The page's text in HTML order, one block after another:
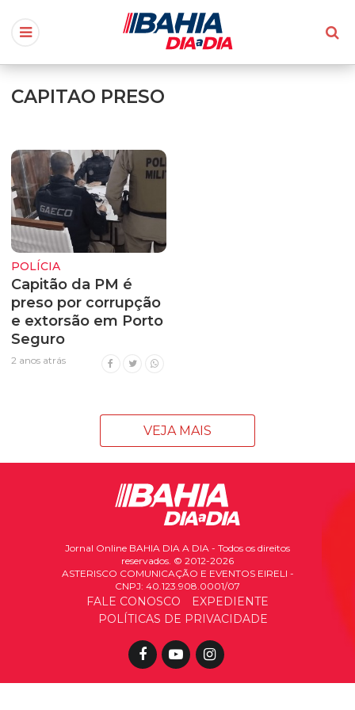
CAPITAO PRESO
POLÍCIA
Capitão da PM é
preso por corrupção
e extorsão em Porto
Seguro
2 anos atrás
VEJA MAIS
Jornal Online BAHIA DIA A DIA - Todos os direitos
reservados. © 2012-2026
ASTERISCO COMUNICAÇÃO E EVENTOS EIRELI -
CNPJ: 40.123.908.0001/07
FALE CONOSCO
EXPEDIENTE
POLÍTICAS DE PRIVACIDADE